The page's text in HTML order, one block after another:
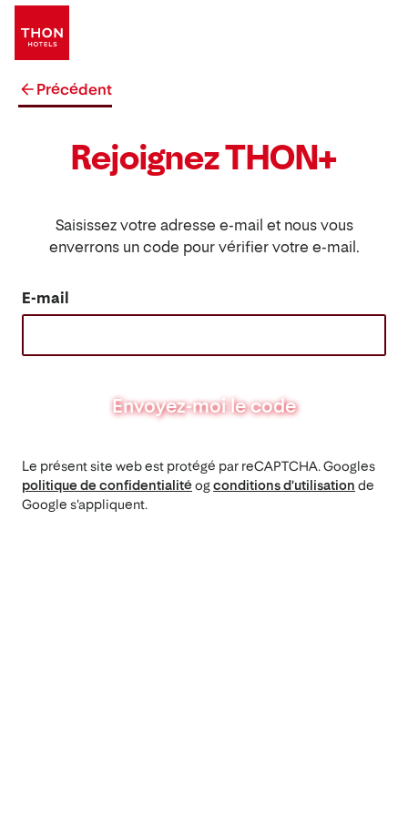
Précédent
Rejoignez THON+
Saisissez votre adresse e-mail et nous vous
enverrons un code pour vérifier votre e-mail.
E-mail
Envoyez-moi le code
Le présent site web est protégé par reCAPTCHA. Googles
politique de confidentialitéogconditions d'utilisation de
Google s'appliquent.